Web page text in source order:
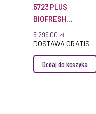
5723 PLUS
BIOFRESH
NOFROST
5 299,00 zł
DOSTAWA GRATIS
Dodaj do koszyka